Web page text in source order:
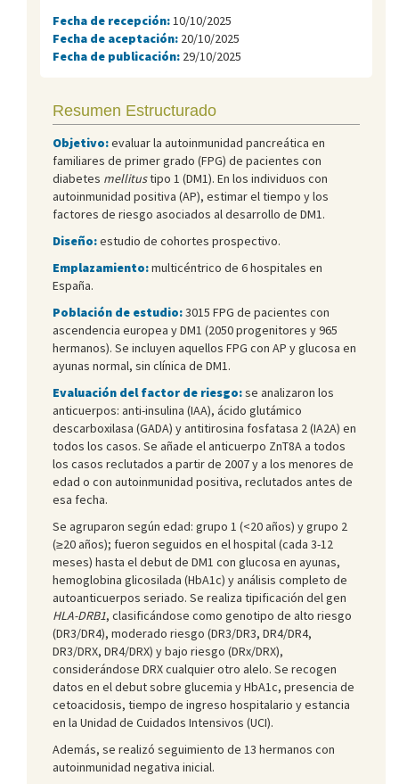
Fecha de recepción: 10/10/2025
Fecha de aceptación: 20/10/2025
Fecha de publicación: 29/10/2025
Resumen Estructurado
Objetivo:evaluar la autoinmunidad pancreática en
familiares de primer grado (FPG) de pacientes con
diabetes mellitustipo 1 (DM1). En los individuos con
autoinmunidad positiva (AP), estimar el tiempo y los
factores de riesgo asociados al desarrollo de DM1.
Diseño:estudio de cohortes prospectivo.
Emplazamiento:multicéntrico de 6 hospitales en
España.
Población de estudio:3015 FPG de pacientes con
ascendencia europea y DM1 (2050 progenitores y 965
hermanos). Se incluyen aquellos FPG con AP y glucosa en
ayunas normal, sin clínica de DM1.
Evaluación del factor de riesgo:se analizaron los
anticuerpos: anti-insulina (IAA), ácido glutámico
descarboxilasa (GADA) y antitirosina fosfatasa 2 (IA2A) en
todos los casos. Se añade el anticuerpo ZnT8A a todos
los casos reclutados a partir de 2007 y a los menores de
edad o con autoinmunidad positiva, reclutados antes de
esa fecha.
Se agruparon según edad: grupo 1 (<20 años) y grupo 2
(≥20 años); fueron seguidos en el hospital (cada 3-12
meses) hasta el debut de DM1 con glucosa en ayunas,
hemoglobina glicosilada (HbA1c) y análisis completo de
autoanticuerpos seriado. Se realiza tipificación del gen
HLA-DRB1, clasificándose como genotipo de alto riesgo
(DR3/DR4), moderado riesgo (DR3/DR3, DR4/DR4,
DR3/DRX, DR4/DRX) y bajo riesgo (DRx/DRX),
considerándose DRX cualquier otro alelo. Se recogen
datos en el debut sobre glucemia y HbA1c, presencia de
cetoacidosis, tiempo de ingreso hospitalario y estancia
en la Unidad de Cuidados Intensivos (UCI).
Además, se realizó seguimiento de 13 hermanos con
autoinmunidad negativa inicial.